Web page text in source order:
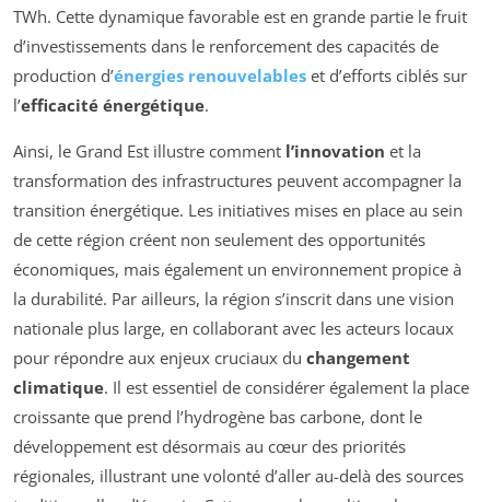
TWh. Cette dynamique favorable est en grande partie le fruit
d’investissements dans le renforcement des capacités de
production d’énergies renouvelables et d’efforts ciblés sur
l’efficacité énergétique.
Ainsi, le Grand Est illustre comment l’innovation et la
transformation des infrastructures peuvent accompagner la
transition énergétique. Les initiatives mises en place au sein
de cette région créent non seulement des opportunités
économiques, mais également un environnement propice à
la durabilité. Par ailleurs, la région s’inscrit dans une vision
nationale plus large, en collaborant avec les acteurs locaux
pour répondre aux enjeux cruciaux du changement
climatique. Il est essentiel de considérer également la place
croissante que prend l’hydrogène bas carbone, dont le
développement est désormais au cœur des priorités
régionales, illustrant une volonté d’aller au-delà des sources